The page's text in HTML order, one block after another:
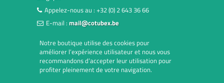
Appelez-nous au : +32 (0) 2 643 36 66
E-mail : mail@cotubex.be
Notre boutique utilise des cookies pour
améliorer l’expérience utilisateur et nous vous
recommandons d’accepter leur utilisation pour
profiter pleinement de votre navigation.